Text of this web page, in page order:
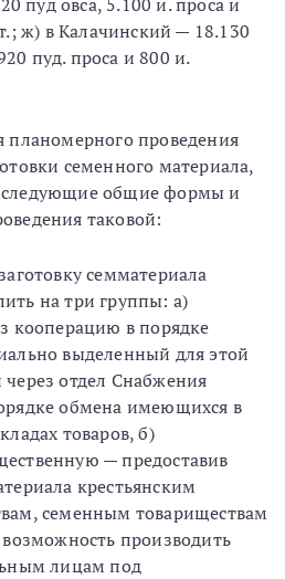
ж) в Калачинский — 18.130
пуд. проса и 800 и.
планомерного проведения
семенного материала,
следующие общие формы и
таковой:
семматериала
на три группы: а)
кооперацию в порядке
выделенный для этой
отдел Снабжения
обмена имеющихся в
товаров, б)
— предоставив
крестьянским
семенным товариществам
производить
лицам под